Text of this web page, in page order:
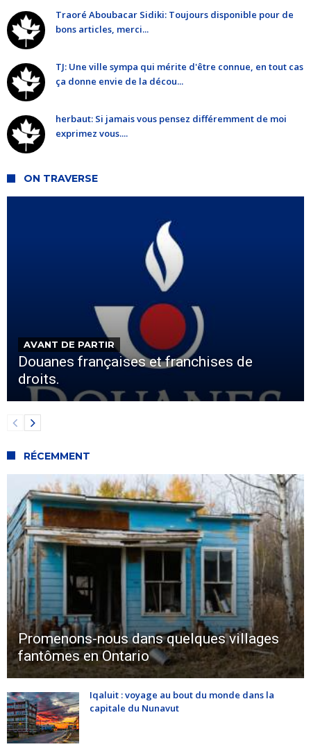
Traoré Aboubacar Sidiki: Toujours disponible pour de
bons articles, merci...
TJ: Une ville sympa qui mérite d'être connue, en tout cas
ça donne envie de la décou...
herbaut: Si jamais vous pensez différemment de moi
exprimez vous....
ON TRAVERSE
AVANT DE PARTIR
Douanes françaises et franchises de
droits.
RÉCEMMENT
Promenons-nous dans quelques villages
fantômes en Ontario
Iqaluit : voyage au bout du monde dans la
capitale du Nunavut